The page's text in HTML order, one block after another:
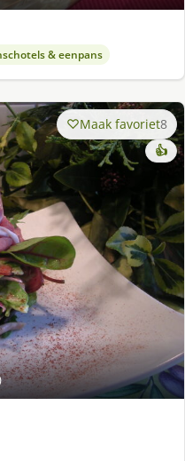
& eenpans
Maak favoriet8
👍